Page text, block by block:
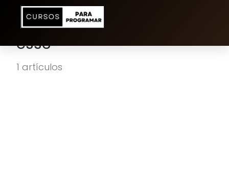
css3
1 artículos